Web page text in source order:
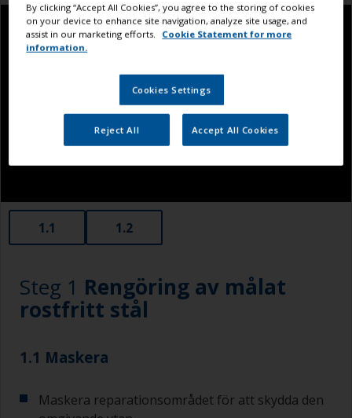
1.1 1.2
Steg 1 Rengöring av målat
rostfritt stål
1.1 Maskera
Maskera reparationsområdet för att skydda den
By clicking “Accept All Cookies”, you agree to the storing of cookies
on your device to enhance site navigation, analyze site usage, and
assist in our marketing efforts.
Cookie Statement for more
information.
Cookies Settings
Reject All Accept All Cookies